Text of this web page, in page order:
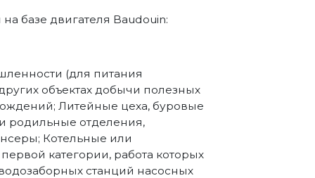
базе двигателя Baudouin:
(для питания
объектах добычи полезных
Литейные цеха, буровые
родильные отделения,
Котельные или
категории, работа которых
станций насосных